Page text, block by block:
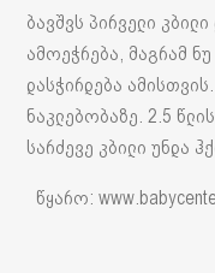
ბავშვს პირველი
ამოეჭრება, მაგრამ
დასჭირდება
ნაკლებობაზე. 2.5
სარძევე კბილი უნდა
წყარო: